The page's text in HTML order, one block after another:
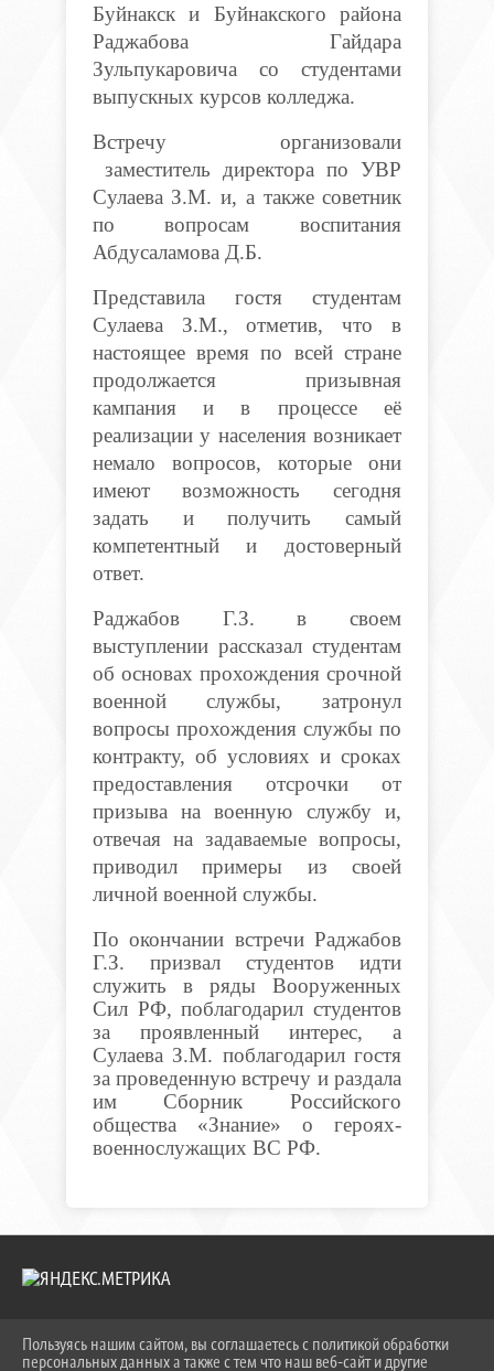
Буйнакск и Буйнакского района
Раджабова Гайдара
Зульпукаровича со студентами
выпускных курсов колледжа.
Встречу организовали
заместитель директора по УВР
Сулаева З.М. и, а также советник
по вопросам воспитания
Абдусаламова Д.Б.
Представила гостя студентам
Сулаева З.М., отметив, что в
настоящее время по всей стране
продолжается призывная
кампания и в процессе её
реализации у населения возникает
немало вопросов, которые они
имеют возможность сегодня
задать и получить самый
компетентный и достоверный
ответ.
Раджабов Г.З. в своем
выступлении рассказал студентам
об основах прохождения срочной
военной службы, затронул
вопросы прохождения службы по
контракту, об условиях и сроках
предоставления отсрочки от
призыва на военную службу и,
отвечая на задаваемые вопросы,
приводил примеры из своей
личной военной службы.
По окончании встречи Раджабов
Г.З. призвал студентов идти
служить в ряды Вооруженных
Сил РФ, поблагодарил студентов
за проявленный интерес, а
Сулаева З.М. поблагодарил гостя
за проведенную встречу и раздала
им Сборник Российского
общества «Знание» о героях-
военнослужащих ВС РФ.
2026 Г. KEIPBK.RU
Пользуясь нашим сайтом, вы соглашаетесь с политикой обработки
персональных данных а также с тем что наш веб-сайт и другие